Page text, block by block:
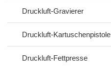
Druckluft-Gravierer
Druckluft-Kartuschenpistole
Druckluft-Fettpresse